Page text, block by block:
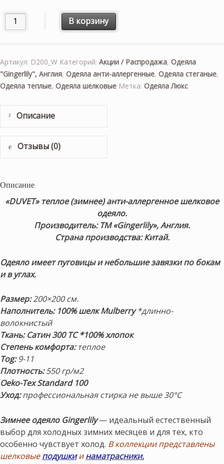
Количество товара «DUVET» 200×200см. Теплое
В корзину
Артикул: D200_W Категорий: Акции / Распродажа, Одеяла
"Gingerlily", Англия, Одеяла анти-аллергенные, Одеяла стеганые,
Одеяла теплые, Одеяла шелковые Метка: Одеяла Люкс
Описание
Отзывы (0)
Описание
«DUVET» теплое (зимнее) анти-аллергенное шелковое
одеяло.
Производитель: ТМ «Gingerlily», Англия.
Страна производства: Китай.
Одеяло имеет пуговицы и небольшие завязки по бокам
и в углах.
Размер:200×200 см.
Наполнитель: 100% шелк Mulberry*длинно-
волокнистый
Ткань: Сатин 300 ТС*100% хлопок
Степень комфорта:теплое
Tog:9-11
Плотность:550 гр/м2
Oeko-Tex Standard 100
Уход:профессиональная стирка не выше 30°С
Зимнее одеяло Gingerlily— идеальный естественный
выбор для холодных зимних месяцев и для тех, кто
особенно чувствует холод. В коллекции представлены
шелковыеподушкиинаматрасники.